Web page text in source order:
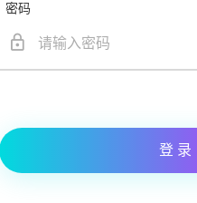
密码
登 录